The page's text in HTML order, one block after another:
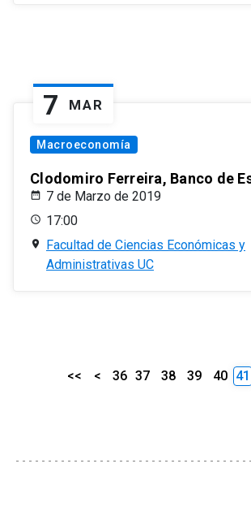
7 MAR
Macroeconomía
Clodomiro Ferreira, Banco de
7 de Marzo de 2019
17:00
Facultad de Ciencias Económicas y
Administrativas UC
<< < 36 37 38 39 40 41